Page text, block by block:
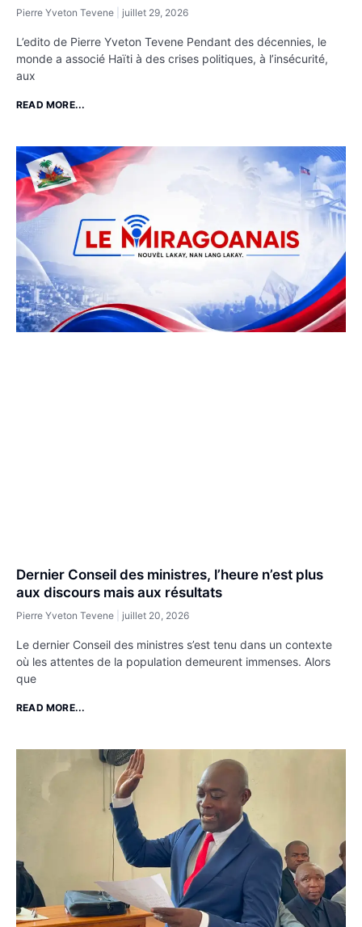
Pierre Yveton Tevene juillet 29, 2026
L’edito de Pierre Yveton Tevene Pendant des décennies, le
monde a associé Haïti à des crises politiques, à l’insécurité,
aux
READ MORE...
Dernier Conseil des ministres, l’heure n’est plus
aux discours mais aux résultats
Pierre Yveton Tevene juillet 20, 2026
Le dernier Conseil des ministres s’est tenu dans un contexte
où les attentes de la population demeurent immenses. Alors
que
READ MORE...